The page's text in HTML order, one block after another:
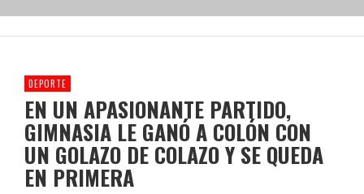
DEPORTE
EN UN APASIONANTE PARTIDO,
GIMNASIA LE GANÓ A COLÓN CON
UN GOLAZO DE COLAZO Y SE QUEDA
EN PRIMERA